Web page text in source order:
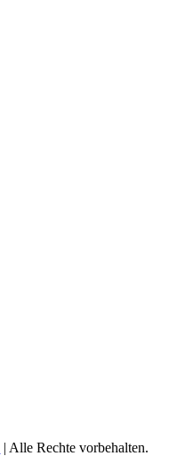
| Alle Rechte vorbehalten.